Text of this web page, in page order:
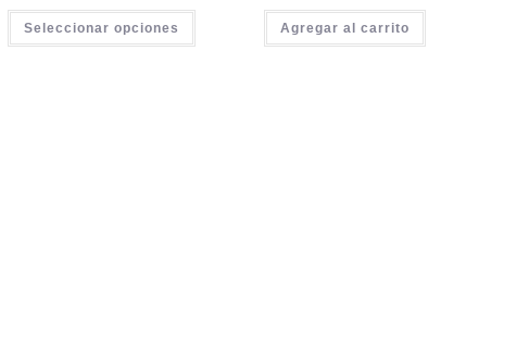
Seleccionar opciones Agregar al carrito